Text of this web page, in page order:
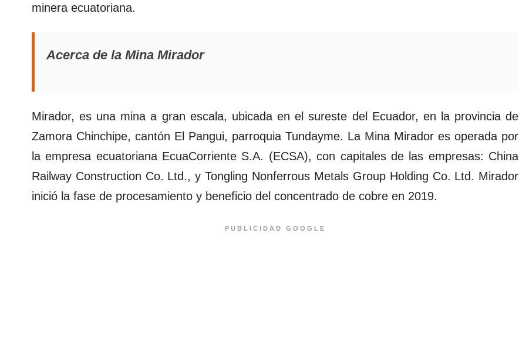
minera ecuatoriana.
Acerca de la Mina Mirador
Mirador, es una mina a gran escala, ubicada en el sureste del Ecuador, en la provincia de
Zamora Chinchipe, cantón El Pangui, parroquia Tundayme. La Mina Mirador es operada por
la empresa ecuatoriana EcuaCorriente S.A. (ECSA), con capitales de las empresas: China
Railway Construction Co. Ltd., y Tongling Nonferrous Metals Group Holding Co. Ltd. Mirador
inició la fase de procesamiento y beneficio del concentrado de cobre en 2019.
PUBLICIDAD GOOGLE